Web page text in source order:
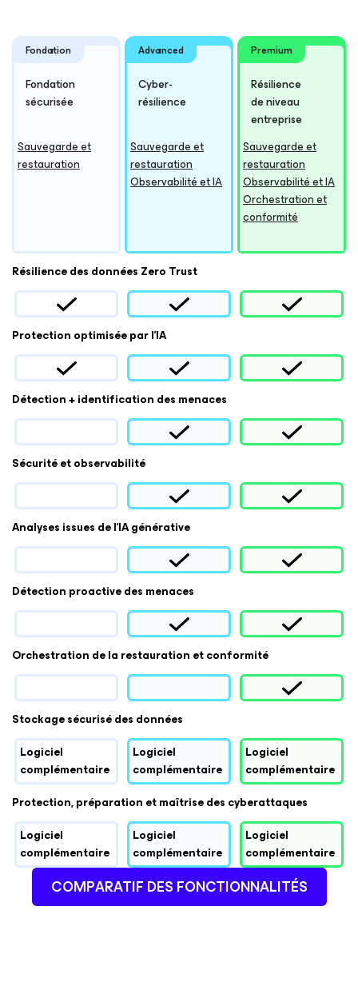
Fondation
Fondation
sécurisée
Advanced
Cyber-
résilience
Premium
Résilience
de niveau
entreprise
Sauvegarde et
restauration
Sauvegarde et
restauration
Observabilité et IA
Sauvegarde et
restauration
Observabilité et IA
Orchestration et
conformité
Résilience des données Zero Trust
Protection optimisée par l’IA
Détection + identification des menaces
Sécurité et observabilité
Analyses issues de l’IA générative
Détection proactive des menaces
Orchestration de la restauration et conformité
Stockage sécurisé des données
Logiciel
complémentaire
Logiciel
complémentaire
Logiciel
complémentaire
Protection, préparation et maîtrise des cyberattaques
Logiciel
complémentaire
Logiciel
complémentaire
Logiciel
complémentaire
COMPARATIF DES FONCTIONNALITÉS